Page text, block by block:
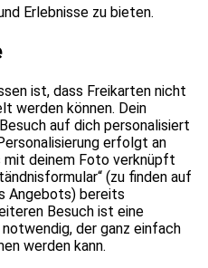
Erlebnisse zu bieten.
ist, dass Freikarten nicht
werden können. Dein
auf dich personalisiert
erfolgt an
mit deinem Foto verknüpft
(zu finden auf
Angebots) bereits
Besuch ist eine
der ganz einfach
werden kann.